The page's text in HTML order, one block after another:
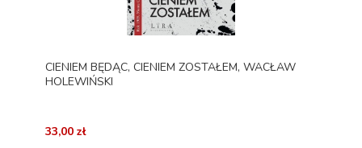
CIENIEM BĘDĄC, CIENIEM ZOSTAŁEM, WACŁAW
HOLEWIŃSKI
33,00 zł